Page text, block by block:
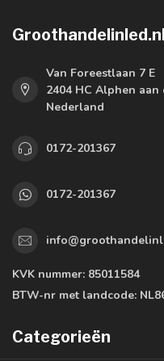
Groothandelinled.nl
Van Foreestlaan 7 E
2404 HC Alphen aan
Nederland
0172-201367
0172-201367
KVK nummer: 85011584
BTW-nr met landcode:
Categorieën